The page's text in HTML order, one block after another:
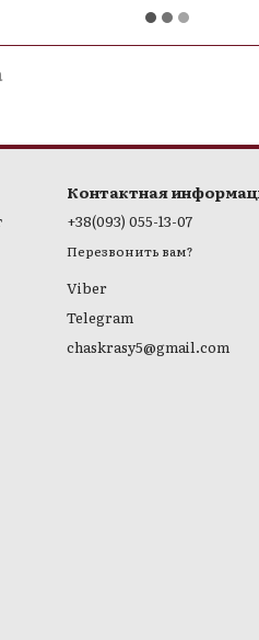
Контактная
+38(093) 055-13-07
Перезвонить вам?
Viber
Telegram
chaskrasy5@gmail.com